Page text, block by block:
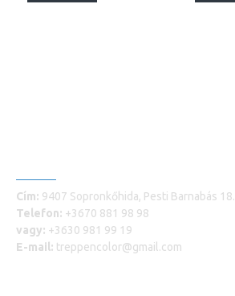
Cím: 9407 Sopronkőhida, Pesti Barnabás 18.
Telefon: +3670 881 98 98
vagy: +3630 981 99 19
E-mail: treppencolor@gmail.com